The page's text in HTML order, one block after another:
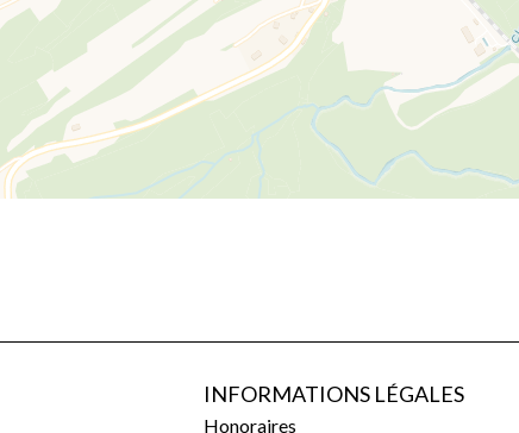
INFORMATIONS LÉGALES
Honoraires